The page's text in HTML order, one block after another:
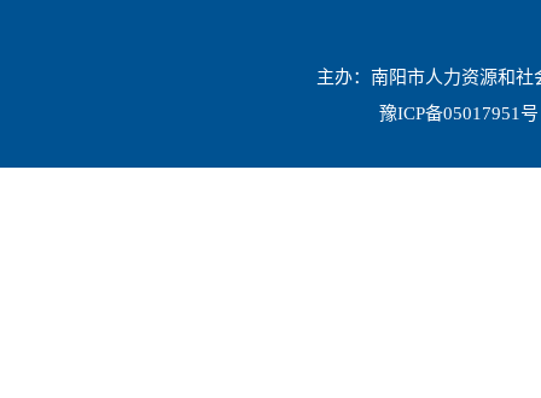
主办：南阳市人力资源和
豫ICP备05017951号